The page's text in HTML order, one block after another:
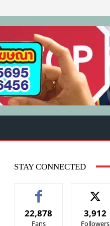
STAY CONNECTED
22,878
Fans
3,912
Followers